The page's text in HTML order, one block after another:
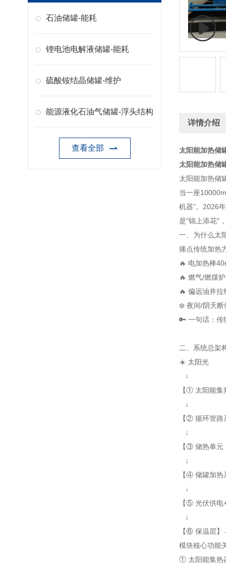
石油储罐-能耗
锂电池电解液储罐-能耗
硫酸铵结晶储罐-维护
能源液化石油气储罐-浮头结构
查看全部
详情介绍
太阳能加热储
太阳能加热储
太阳能加热储
当一座
机器"。2026
是"锦上添花"
一、为什么太
痛点传统加热
🔥 电加热棒
🔥 燃气/燃煤炉
🔥 偏远油井拉
❄️ 夜间/阴天断
🔑 一句话：
二、系统总架
☀️ 太阳光
↓
【① 太阳能
↓
【② 循环管
↓
【③ 储热单
↓
【④ 储罐加
↓
【⑤ 光伏供
↓
【⑥ 保温层
模块核心功能
① 太阳能集热